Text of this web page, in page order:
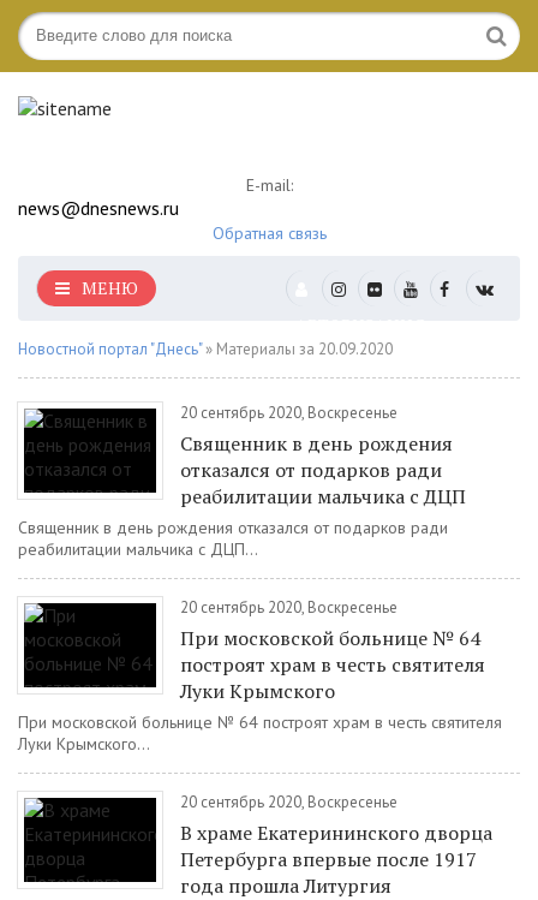
E-mail:
news@dnesnews.ru
Обратная связь
МЕНЮ
Новостной портал "Днесь"» Материалы за 20.09.2020
20 сентябрь 2020, Воскресенье
Священник в день рождения
отказался от подарков ради
реабилитации мальчика с ДЦП
Священник в день рождения отказался от подарков ради
реабилитации мальчика с ДЦП...
20 сентябрь 2020, Воскресенье
При московской больнице № 64
построят храм в честь святителя
Луки Крымского
При московской больнице № 64 построят храм в честь святителя
Луки Крымского...
20 сентябрь 2020, Воскресенье
В храме Екатерининского дворца
Петербурга впервые после 1917
года прошла Литургия